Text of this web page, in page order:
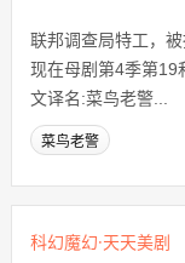
联邦调查局特工，
现在母剧第4季第19
文译名:菜鸟老警...
菜鸟老警
科幻魔幻·天天美剧